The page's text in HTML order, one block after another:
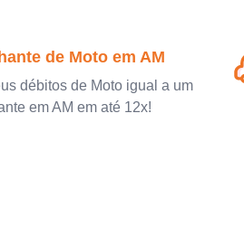
de Moto em AM
débitos de Moto igual a um
em AM em até 12x!